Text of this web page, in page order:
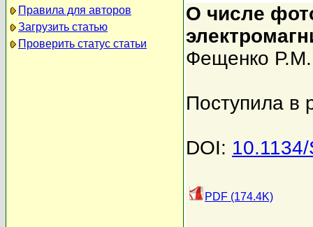
Правила для авторов
Загрузить статью
Проверить статус статьи
О числе
Фещенко Р.М.
Поступила в
DOI:
PDF (174.4K)